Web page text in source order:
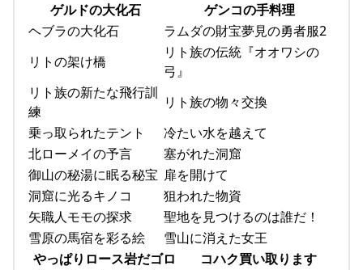
ゲルドの大化石
ゲンコの手料理
ヘブラの大化石
ラムダの財宝夢見の勇者服2
リトの架け橋
リト族の伝統『オオワシの
弓』
リト族の新たな飛行訓
練
リト族の物々交換
乗っ取られたテント
冷たい水を越えて
北ローメイの予言
塞がれた洞窟
御山の秘湯に眠る秘宝 扉を開けて
洞窟に光るキノコ
狙われた物資
矢職人モモの探求
聖地を見つけるのは誰だ！
雪原の馬宿を彩る絵
雪山に消えた女王
やっぱりロース岩だゴロ
コハク買い取ります